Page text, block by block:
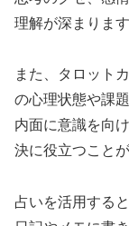
理解が深まります
また、タロット
の心理状態や課
内面に意識を向
決に役立つこと
占いを活用する